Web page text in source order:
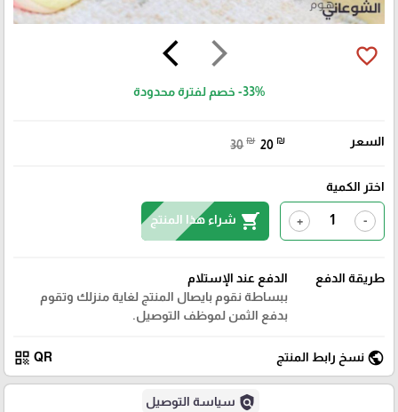
arrow_forward_ios
arrow_back_ios favorite_border
-33% خصم لفترة محدودة
السعر 30 ₪ 20 ₪
اختر الكمية
-
+
shopping_cart شراء هذا المنتج
طريقة الدفع
الدفع عند الإستلام
ببساطة نقوم بايصال المنتج لغاية منزلك وتقوم
بدفع الثمن لموظف التوصيل.
public نسخ رابط المنتج QR
qr_code
policy سياسة التوصيل